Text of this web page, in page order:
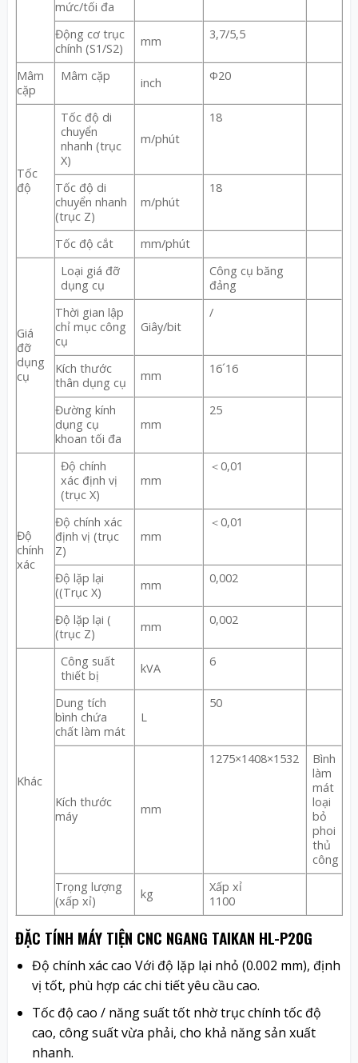
mức/tối đa
Động cơ trục
chính (S1/S2)
mm 3,7/5,5
Mâm
cặp
Mâm cặp inch Φ20
Tốc
độ
Tốc độ di
chuyển
nhanh (trục
X)
m/phút
18
Tốc độ di
chuyển nhanh
(trục Z)
m/phút
18
Tốc độ cắt mm/phút
Giá
đỡ
dụng
cụ
Loại giá đỡ
dụng cụ
Công cụ băng
đảng
Thời gian lập
chỉ mục công
cụ
Giây/bit
/
Kích thước
thân dụng cụ
mm 16´16
Đường kính
dụng cụ
khoan tối đa
mm
25
Độ
chính
xác
Độ chính
xác định vị
(trục X)
mm
＜0,01
Độ chính xác
định vị (trục
Z)
mm
＜0,01
Độ lặp lại
((Trục X)
mm 0,002
Độ lặp lại (
(trục Z)
mm 0,002
Khác
Công suất
thiết bị
kVA 6
Dung tích
bình chứa
chất làm mát
L
50
Kích thước
máy
mm
1275×1408×1532
Bình
làm
mát
loại
bỏ
phoi
thủ
công
Trọng lượng
(xấp xỉ)
kg
Xấp xỉ
1100
ĐẶC TÍNH MÁY TIỆN CNC NGANG TAIKAN HL-P20G
Độ chính xác cao Với độ lặp lại nhỏ (0.002 mm), định
vị tốt, phù hợp các chi tiết yêu cầu cao.
Tốc độ cao / năng suất tốt nhờ trục chính tốc độ
cao, công suất vừa phải, cho khả năng sản xuất
nhanh.